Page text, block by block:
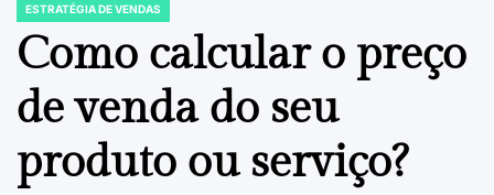
POSTED
ESTRATÉGIA DE VENDAS
Como calcular o preço
de venda do seu
produto ou serviço?